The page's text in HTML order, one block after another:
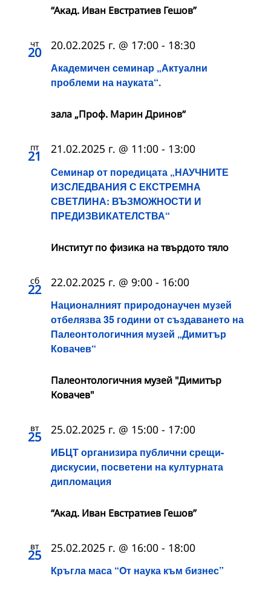
“Акад. Иван Евстратиев Гешов”
чт
20
Академичен семинар „Актуални
проблеми на науката“.
20.02.2025 г. @ 17:00 - 18:30
зала „Проф. Марин Дринов“
пт
21
Семинар от поредицата „НАУЧНИТЕ
ИЗСЛЕДВАНИЯ С ЕКСТРЕМНА
СВЕТЛИНА: ВЪЗМОЖНОСТИ И
ПРЕДИЗВИКАТЕЛСТВА“
21.02.2025 г. @ 11:00 - 13:00
Институт по физика на твърдото тяло
сб
22
Националният природонаучен музей
отбелязва 35 години от създаването на
Палеонтологичния музей „Димитър
Ковачев“
22.02.2025 г. @ 9:00 - 16:00
Палеонтологичния музей "Димитър
Ковачев"
вт
25
ИБЦТ организира публични срещи-
дискусии, посветени на културната
дипломация
25.02.2025 г. @ 15:00 - 17:00
“Акад. Иван Евстратиев Гешов”
вт
25
Кръгла маса “Oт наука към бизнес”
25.02.2025 г. @ 16:00 - 18:00